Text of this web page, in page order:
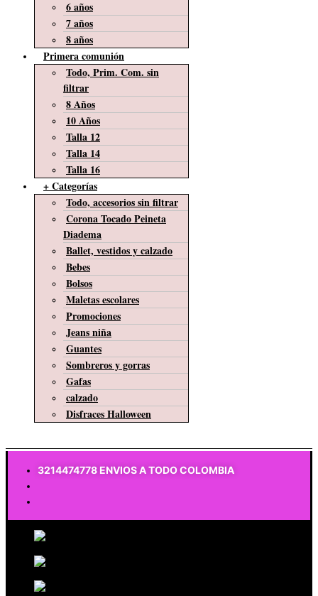
6 años
7 años
8 años
Primera comunión
Todo, Prim. Com. sin
filtrar
8 Años
10 Años
Talla 12
Talla 14
Talla 16
+ Categorías
Todo, accesorios sin filtrar
Corona Tocado Peineta
Diadema
Ballet, vestidos y calzado
Bebes
Bolsos
Maletas escolares
Promociones
Jeans niña
Guantes
Sombreros y gorras
Gafas
calzado
Disfraces Halloween
3214474778 ENVIOS A TODO COLOMBIA